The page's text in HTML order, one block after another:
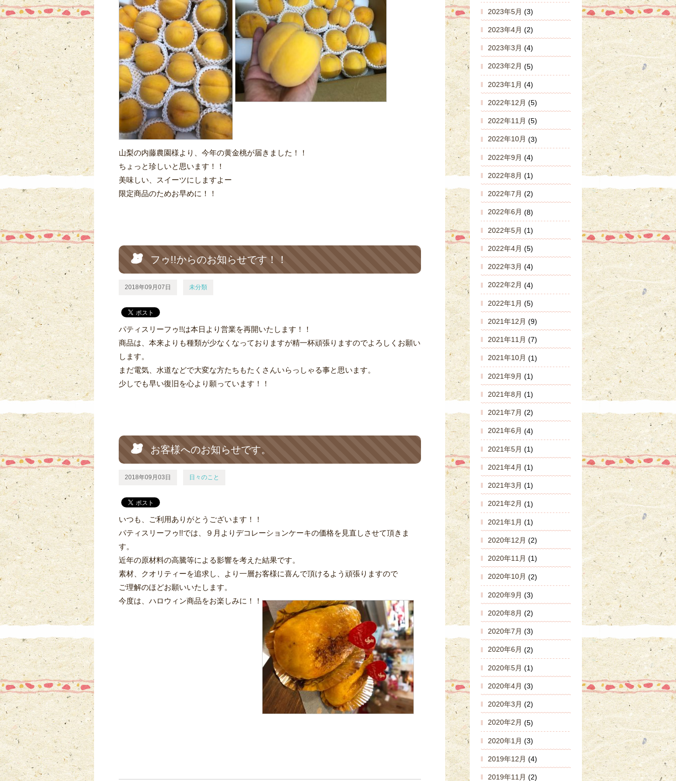
山梨の内藤農園様より、今年の黄金桃が届きました！！
ちょっと珍しいと思います！！
美味しい、スイーツにしますよー
限定商品のためお早めに！！
フゥ!!からのお知らせです！！
2018年09月07日 未分類
パティスリーフゥ!!は本日より営業を再開いたします！！
商品は、本来よりも種類が少なくなっておりますが精一杯頑張りますのでよろしくお願い
します。
まだ電気、水道などで大変な方たちもたくさんいらっしゃる事と思います。
少しでも早い復旧を心より願っています！！
お客様へのお知らせです。
2018年09月03日 日々のこと
いつも、ご利用ありがとうございます！！
パティスリーフゥ!!では、９月よりデコレーションケーキの価格を見直しさせて頂きま
す。
近年の原材料の高騰等による影響を考えた結果です。
素材、クオリティーを追求し、より一層お客様に喜んで頂けるよう頑張りますので
ご理解のほどお願いいたします。
今度は、ハロウィン商品をお楽しみに！！
2023年5月 (3)
2023年4月 (2)
2023年3月 (4)
2023年2月 (5)
2023年1月 (4)
2022年12月 (5)
2022年11月 (5)
2022年10月 (3)
2022年9月 (4)
2022年8月 (1)
2022年7月 (2)
2022年6月 (8)
2022年5月 (1)
2022年4月 (5)
2022年3月 (4)
2022年2月 (4)
2022年1月 (5)
2021年12月 (9)
2021年11月 (7)
2021年10月 (1)
2021年9月 (1)
2021年8月 (1)
2021年7月 (2)
2021年6月 (4)
2021年5月 (1)
2021年4月 (1)
2021年3月 (1)
2021年2月 (1)
2021年1月 (1)
2020年12月 (2)
2020年11月 (1)
2020年10月 (2)
2020年9月 (3)
2020年8月 (2)
2020年7月 (3)
2020年6月 (2)
2020年5月 (1)
2020年4月 (3)
2020年3月 (2)
2020年2月 (5)
2020年1月 (3)
2019年12月 (4)
2019年11月 (2)